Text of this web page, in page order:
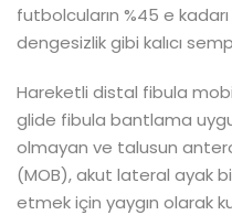
futbolcuların %45 e
dengesizlik gibi kalıcı
Hareketli distal fibula
glide fibula bantlama
olmayan ve talusun
(MOB), akut lateral ayak
etmek için yaygın olarak